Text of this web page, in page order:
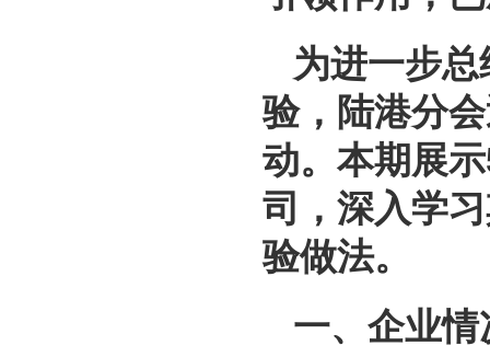
为进一步
验，陆港分
动。本期展
司，深入学
验做法。
一、企业情